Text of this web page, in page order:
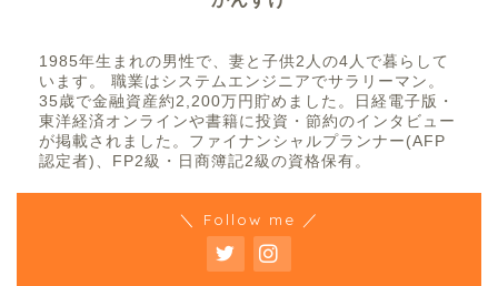
1985年生まれの男性で、妻と子供2人の4人で暮らして
います。 職業はシステムエンジニアでサラリーマン。
35歳で金融資産約2,200万円貯めました。日経電子版・
東洋経済オンラインや書籍に投資・節約のインタビュー
が掲載されました。ファイナンシャルプランナー(AFP
認定者)、FP2級・日商簿記2級の資格保有。
＼ Follow me ／